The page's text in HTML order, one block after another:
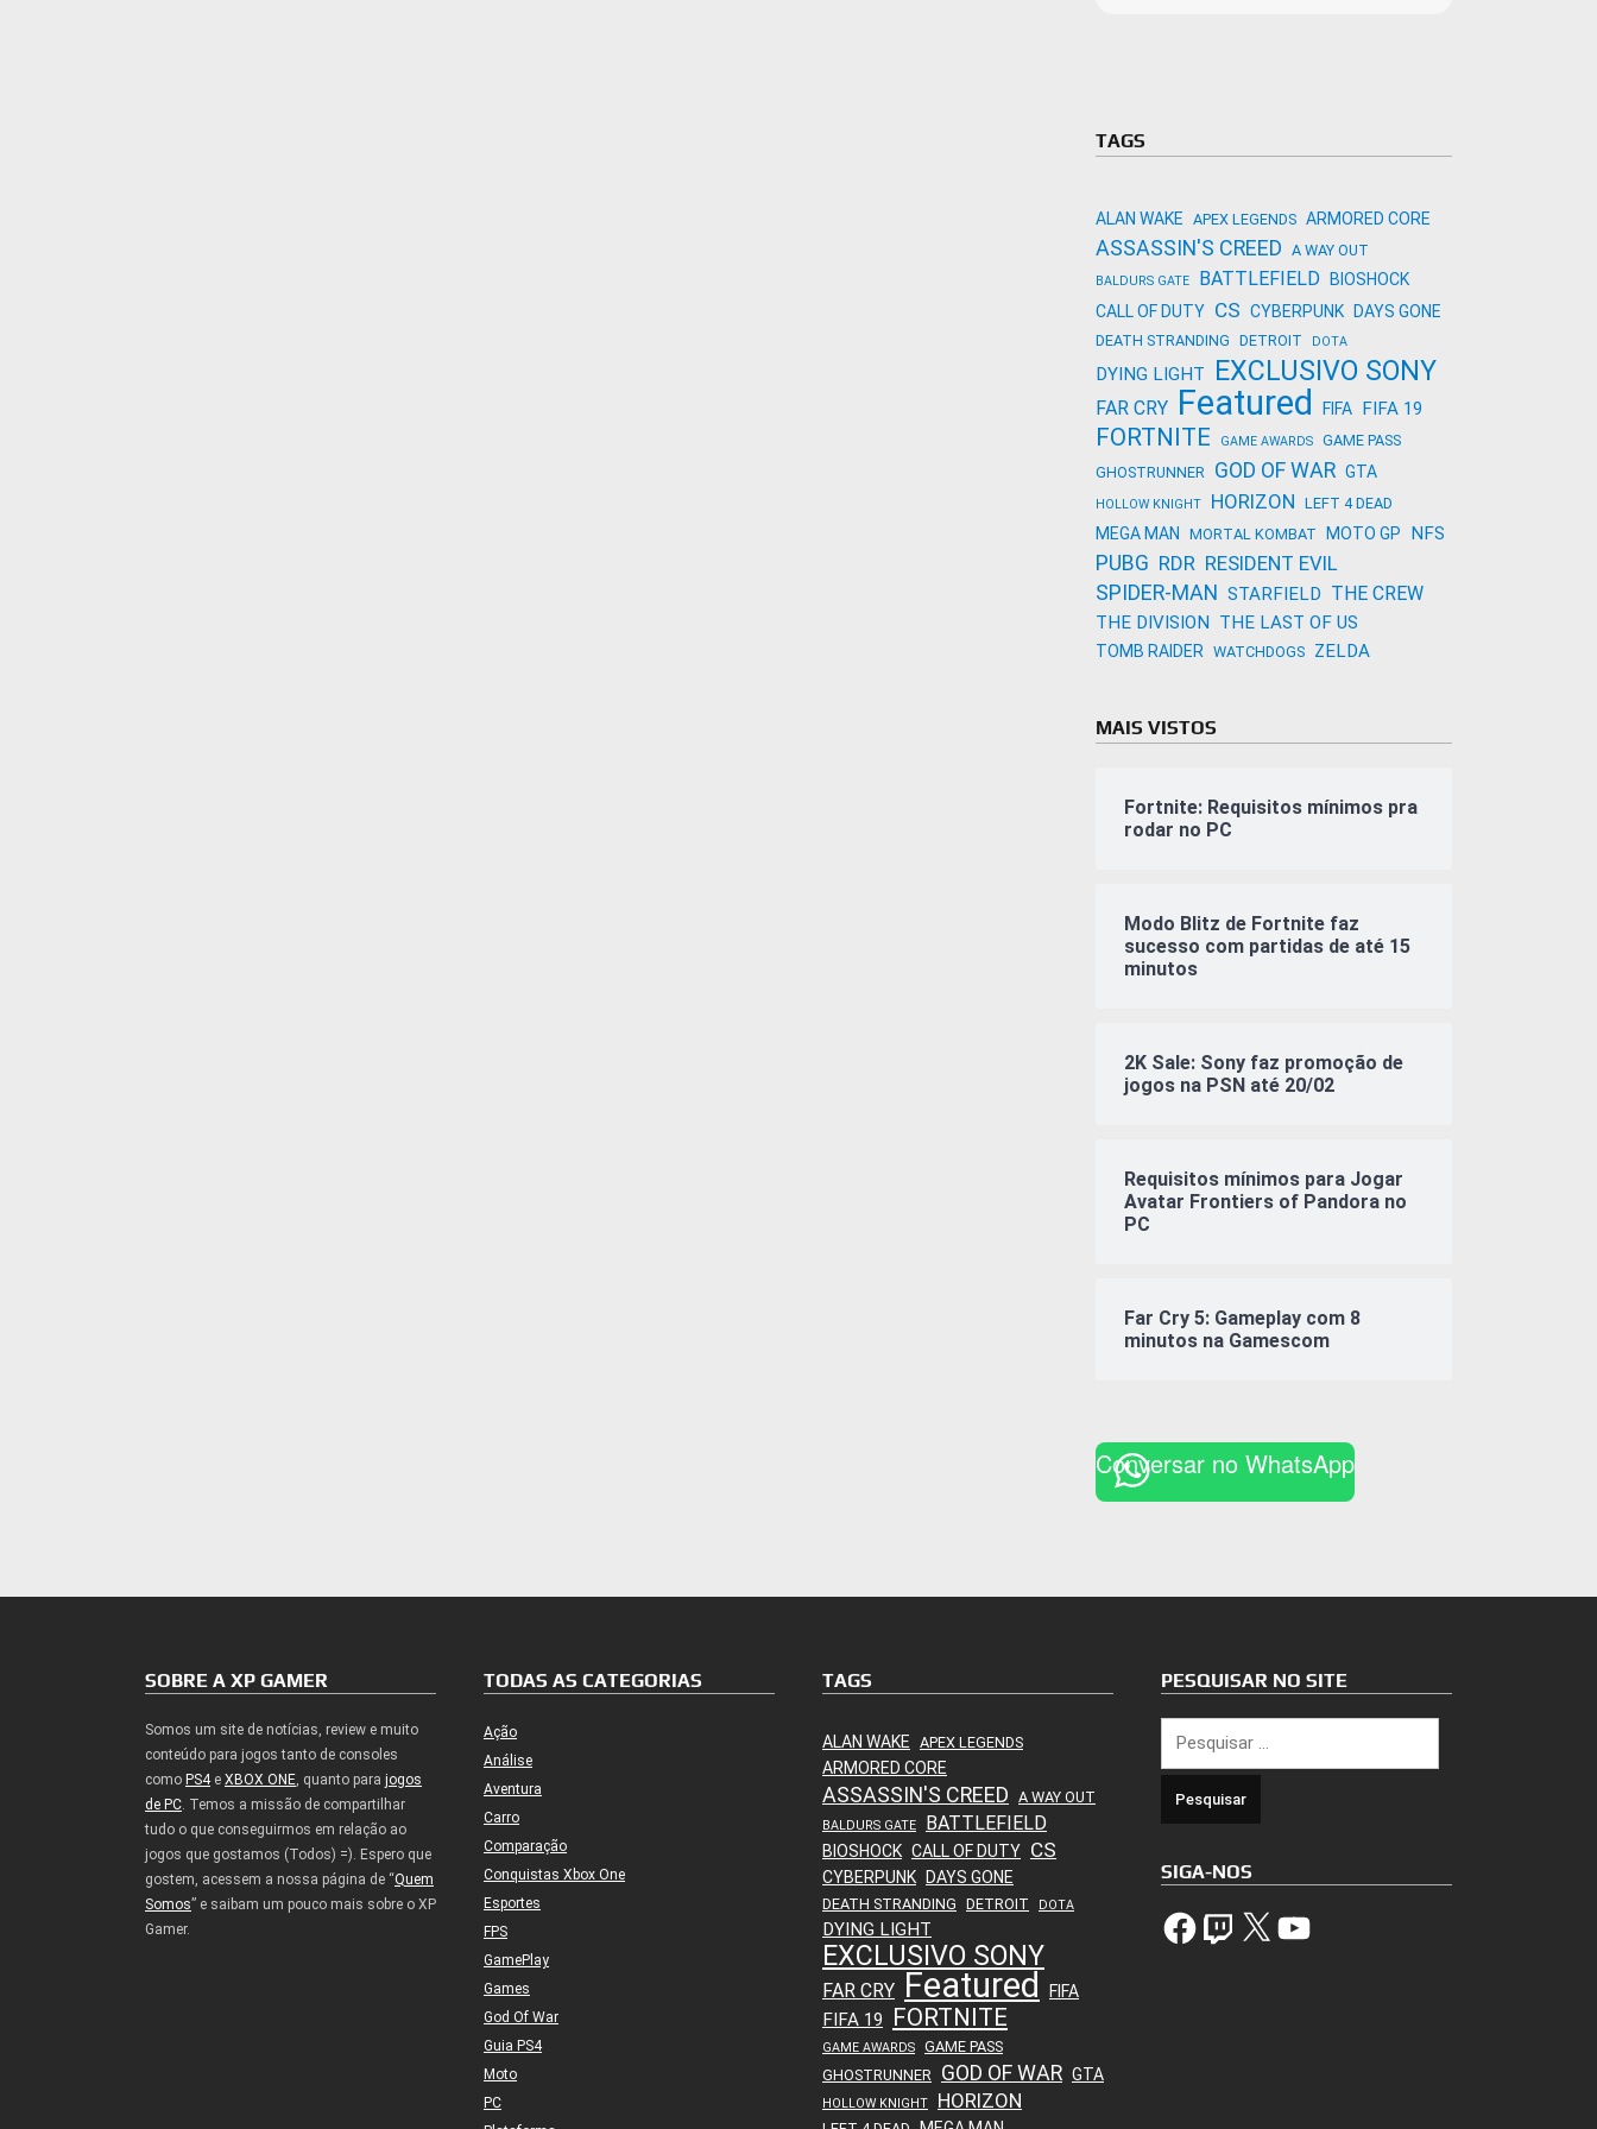
TAGS
ALAN WAKE APEX LEGENDS ARMORED CORE
ASSASSIN'S CREED A WAY OUT
BALDURS GATE BATTLEFIELD
BIOSHOCK
CALL OF DUTY CS CYBERPUNK DAYS GONE
DEATH STRANDING DETROIT DOTA
DYING LIGHT EXCLUSIVO SONY
FAR CRY Featured FIFA FIFA 19
FORTNITE GAME AWARDS
GAME PASS
GHOSTRUNNER GOD OF WAR GTA
HOLLOW KNIGHT HORIZON LEFT 4 DEAD
MEGA MAN MORTAL KOMBAT MOTO GP NFS
PUBG RDR RESIDENT EVIL
SPIDER-MAN STARFIELD THE CREW
THE DIVISION THE LAST OF US
TOMB RAIDER WATCHDOGS ZELDA
MAIS VISTOS
Fortnite: Requisitos mínimos pra
rodar no PC
Modo Blitz de Fortnite faz
sucesso com partidas de até 15
minutos
2K Sale: Sony faz promoção de
jogos na PSN até 20/02
Requisitos mínimos para Jogar
Avatar Frontiers of Pandora no
PC
Far Cry 5: Gameplay com 8
minutos na Gamescom
Conversar no WhatsApp
SOBRE A XP GAMER
Somos um site de notícias, review e muito
conteúdo para jogos tanto de consoles
como PS4e XBOX ONE, quanto para jogos
de PC. Temos a missão de compartilhar
tudo o que conseguirmos em relação ao
jogos que gostamos (Todos) =). Espero que
gostem, acessem a nossa página de “Quem
Somos” e saibam um pouco mais sobre o XP
Gamer.
TODAS AS CATEGORIAS
Ação
Análise
Aventura
Carro
Comparação
Conquistas Xbox One
Esportes
FPS
GamePlay
Games
God Of War
Guia PS4
Moto
PC
TAGS
ALAN WAKE APEX LEGENDS
ARMORED CORE
ASSASSIN'S CREED A WAY OUT
BALDURS GATE BATTLEFIELD
BIOSHOCK CALL OF DUTY CS
CYBERPUNK DAYS GONE
DEATH STRANDING DETROIT DOTA
DYING LIGHT
EXCLUSIVO SONY
FAR CRY Featured FIFA
FIFA 19 FORTNITE
GAME AWARDS
GAME PASS
GHOSTRUNNER GOD OF WAR GTA
HOLLOW KNIGHT HORIZON
PESQUISAR NO SITE
por:
SIGA-NOS
FacebookTwitch X YouTube